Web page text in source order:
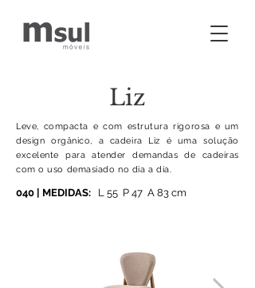
Liz
Leve, compacta e com estrutura rigorosa e um
design orgânico, a cadeira Liz é uma solução
excelente para atender demandas de cadeiras
com o uso demasiado no dia a dia.
040 | MEDIDAS: L 55 P 47 A 83 cm